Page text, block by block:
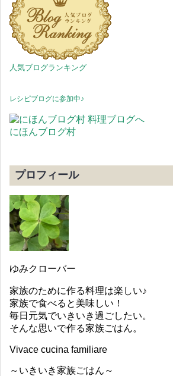
人気ブログランキング
レシピブログに参加中♪
にほんブログ村
プロフィール
ゆみクローバー
家族のために作る料理は楽しい♪
家族で食べると美味しい！
毎日元気でいきいき過ごしたい。
そんな思いで作る家族ごはん。
Vivace cucina familiare
～いきいき家族ごはん～